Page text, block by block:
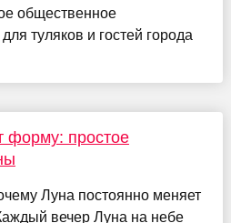
общественное
туляков и гостей города
форму: простое
Луна постоянно меняет
вечер Луна на небе